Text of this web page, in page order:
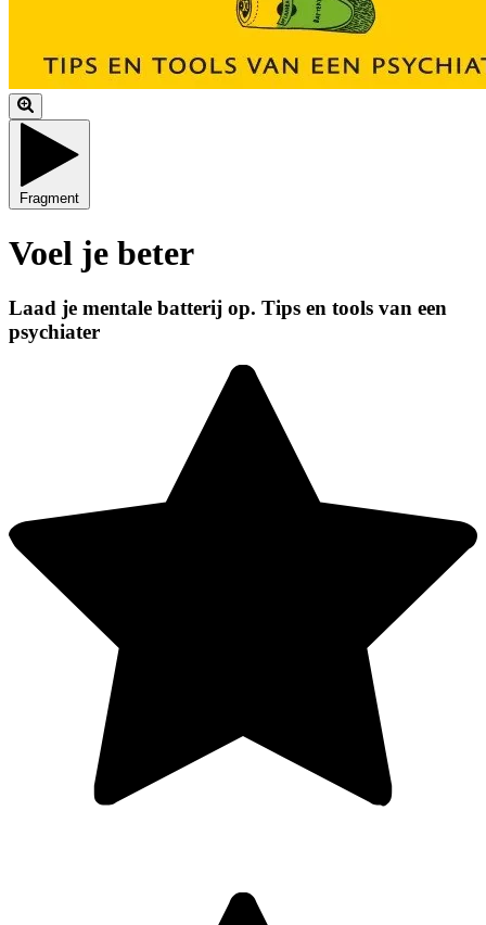
Fragment
Voel je beter
Laad je mentale batterij op. Tips en tools van een
psychiater